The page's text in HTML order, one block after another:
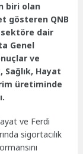
biri olan
gösteren QNB
sektöre dair
Genel
ve
Hayat
üretiminde
ve Ferdi
sigortacılık